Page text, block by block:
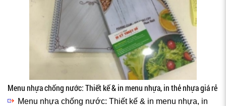
Menu nhựa chống nước: Thiết kế & in menu nhựa, in thẻ nhựa giá rẻ
Menu nhựa chống nước: Thiết kế & in menu nhựa, in